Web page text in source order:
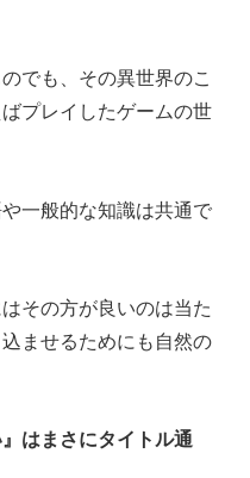
でも、その異世界のこ
プレイしたゲームの世
一般的な知識は共通で
その方が良いのは当た
ませるためにも自然の
』はまさにタイトル通